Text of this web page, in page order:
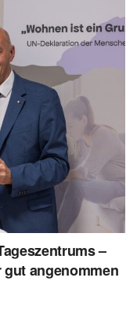
–
angenommen